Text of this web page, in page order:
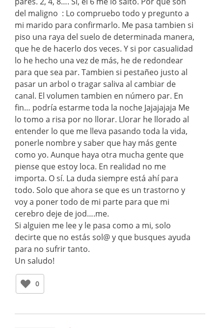
del maligno : Lo compruebo todo y pregunto a
mi marido para confirmarlo. Me pasa tambien si
piso una raya del suelo de determinada manera,
que he de hacerlo dos veces. Y si por casualidad
lo he hecho una vez de más, he de redondear
para que sea par. Tambien si pestañeo justo al
pasar un arbol o tragar saliva al cambiar de
canal. El volumen tambien en número par. En
fin… podría estarme toda la noche Jajajajaja Me
lo tomo a risa por no llorar. Llorar he llorado al
entender lo que me lleva pasando toda la vida,
ponerle nombre y saber que hay más gente
como yo. Aunque haya otra mucha gente que
piense que estoy loca. En realidad no me
importa. O sí. La duda siempre está ahí para
todo. Solo que ahora se que es un trastorno y
voy a poner todo de mi parte para que mi
cerebro deje de jod….me.
Si alguien me lee y le pasa como a mi, solo
decirte que no estás sol@ y que busques ayuda
para no sufrir tanto.
Un saludo!
0